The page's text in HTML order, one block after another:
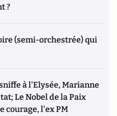
?
(semi-orchestrée) qui
à l'Elysée, Marianne
Le Nobel de la Paix
courage, l'ex PM